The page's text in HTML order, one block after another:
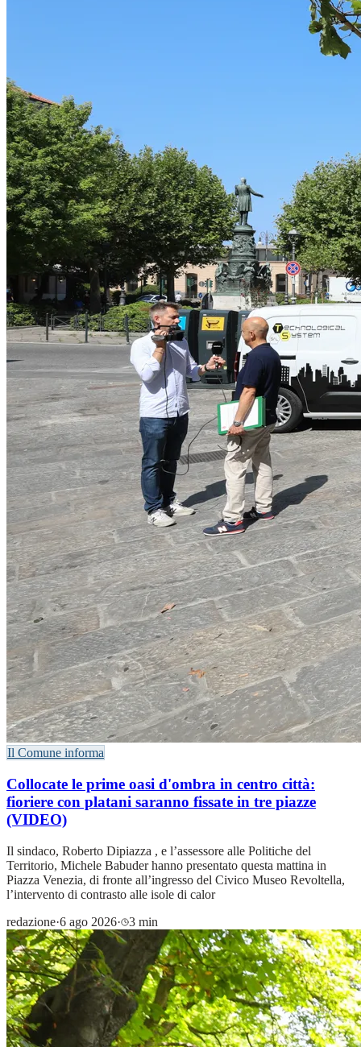
Il Comune informa
Collocate le prime oasi d'ombra in centro città:
fioriere con platani saranno fissate in tre piazze
(VIDEO)
Il sindaco, Roberto Dipiazza , e l’assessore alle Politiche del
Territorio, Michele Babuder hanno presentato questa mattina in
Piazza Venezia, di fronte all’ingresso del Civico Museo Revoltella,
l’intervento di contrasto alle isole di calor
redazione·6 ago 2026· 3 min